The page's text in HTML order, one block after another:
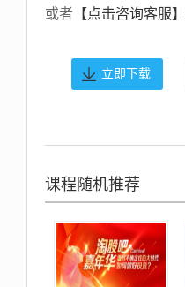
或者 【点击咨询客服】
立即下载
课程随机推荐